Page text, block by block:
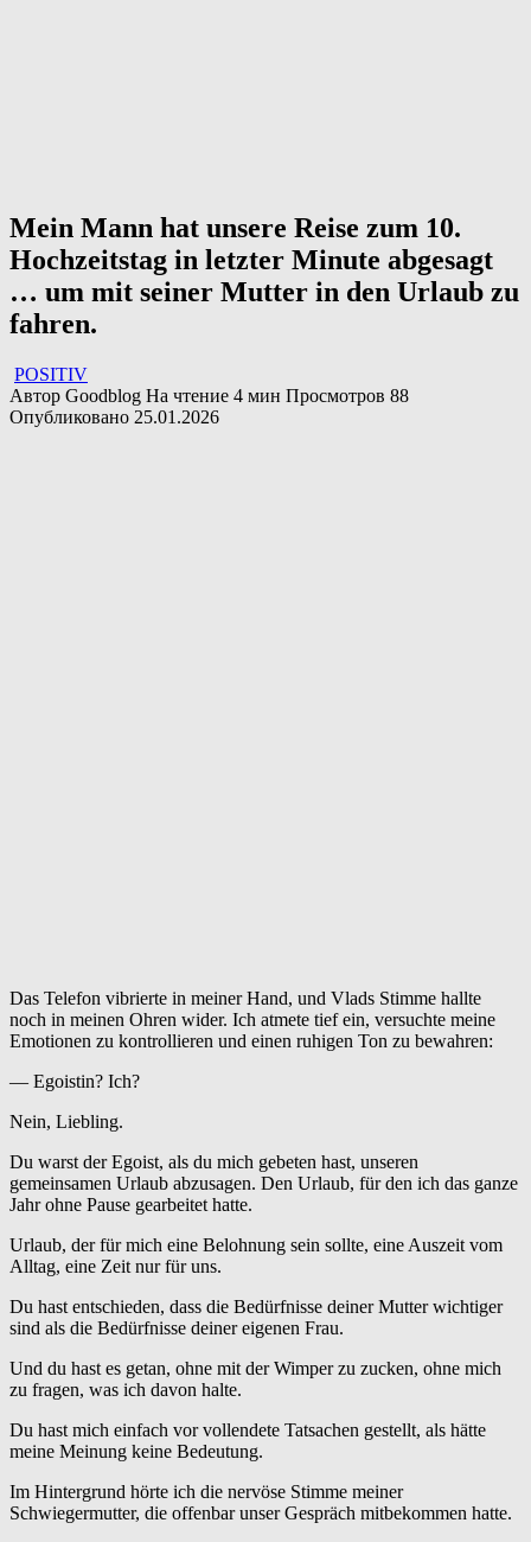
Mein Mann hat unsere Reise zum 10.
Hochzeitstag in letzter Minute abgesagt
… um mit seiner Mutter in den Urlaub zu
fahren.
POSITIV
Автор Goodblog На чтение 4 мин Просмотров 88
Опубликовано 25.01.2026
Das Telefon vibrierte in meiner Hand, und Vlads Stimme hallte
noch in meinen Ohren wider. Ich atmete tief ein, versuchte meine
Emotionen zu kontrollieren und einen ruhigen Ton zu bewahren:
— Egoistin? Ich?
Nein, Liebling.
Du warst der Egoist, als du mich gebeten hast, unseren
gemeinsamen Urlaub abzusagen. Den Urlaub, für den ich das ganze
Jahr ohne Pause gearbeitet hatte.
Urlaub, der für mich eine Belohnung sein sollte, eine Auszeit vom
Alltag, eine Zeit nur für uns.
Du hast entschieden, dass die Bedürfnisse deiner Mutter wichtiger
sind als die Bedürfnisse deiner eigenen Frau.
Und du hast es getan, ohne mit der Wimper zu zucken, ohne mich
zu fragen, was ich davon halte.
Du hast mich einfach vor vollendete Tatsachen gestellt, als hätte
meine Meinung keine Bedeutung.
Im Hintergrund hörte ich die nervöse Stimme meiner
Schwiegermutter, die offenbar unser Gespräch mitbekommen hatte.